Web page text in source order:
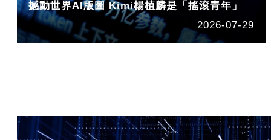
撼動世界AI版圖 Kimi楊植麟是「搖滾青年」
2026-07-29